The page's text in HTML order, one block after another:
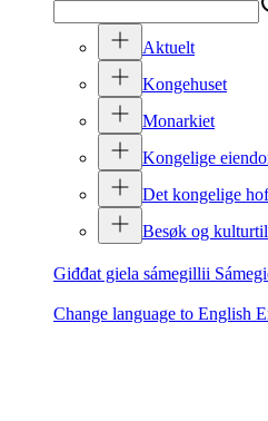
Aktuelt
Kongehuset
Monarkiet
Kongelige
Det kongelige
Besøk og
Giđđat giela sámegillii
Change language to English